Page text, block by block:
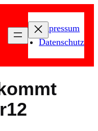
Impressum
Datenschutz